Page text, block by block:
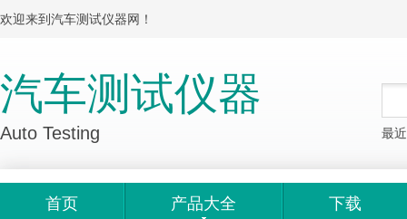
欢迎来到汽车测试仪器网！
汽车测试仪器
Auto Testing 最
首页 产品大全 下载